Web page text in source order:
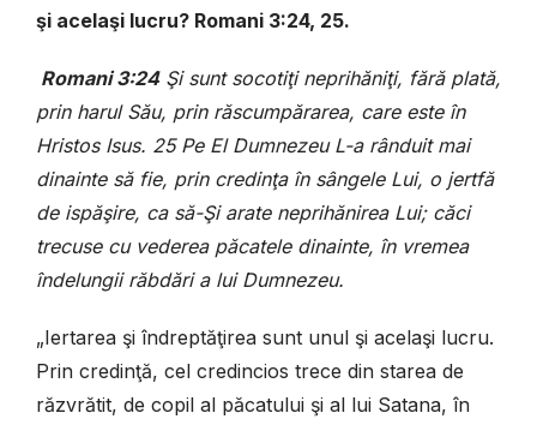
şi acelaşi lucru? Romani 3:24, 25.
Romani 3:24Şi sunt socotiţi neprihăniţi, fără plată,
prin harul Său, prin răscumpărarea, care este în
Hristos Isus. 25 Pe El Dumnezeu L-a rânduit mai
dinainte să fie, prin credinţa în sângele Lui, o jertfă
de ispăşire, ca să-Şi arate neprihănirea Lui; căci
trecuse cu vederea păcatele dinainte, în vremea
îndelungii răbdări a lui Dumnezeu.
„Iertarea şi îndreptăţirea sunt unul şi acelaşi lucru.
Prin credinţă, cel credincios trece din starea de
răzvrătit, de copil al păcatului şi al lui Satana, în